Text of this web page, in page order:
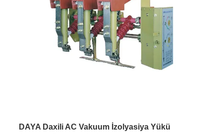
DAYA Daxili AC Vakuum İzolyasiya Yükü